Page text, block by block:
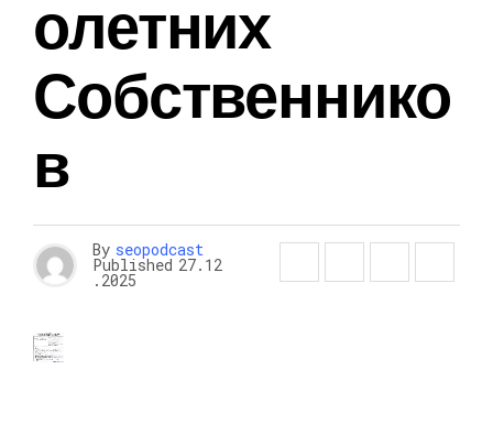
Олетних
Собственнико
В
By seopodcast
Published 27.12
.2025